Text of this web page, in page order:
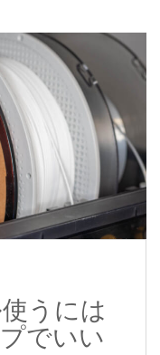
うには
でいい